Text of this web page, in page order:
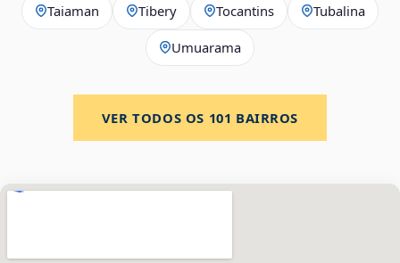
Taiaman Tibery Tocantins Tubalina
Umuarama
VER TODOS OS 101 BAIRROS